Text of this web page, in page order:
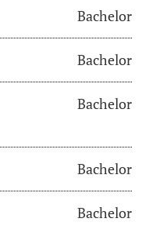
Bachelor
Bachelor
Bachelor
Bachelor
Bachelor